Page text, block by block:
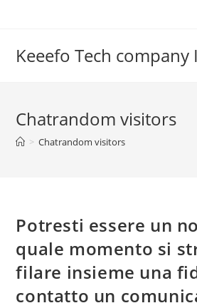
Keeefo Tech company
Chatrandom visitors
> Chatrandom visitors
Potresti essere un
quale momento si
filare insieme una
contatto un